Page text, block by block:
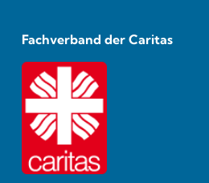
Fachverband der Caritas